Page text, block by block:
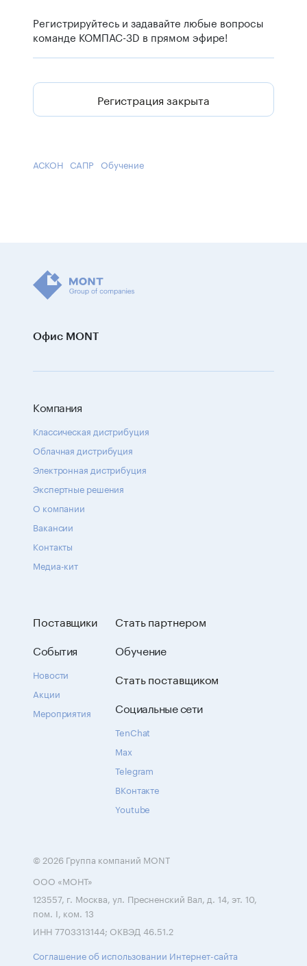
Регистрируйтесь и задавайте любые вопросы
команде КОМПАС-3D в прямом эфире!
Регистрация закрыта
АСКОН САПР Обучение
Офис MONT
Компания
Классическая дистрибуция
Облачная дистрибуция
Электронная дистрибуция
Экспертные решения
О компании
Вакансии
Контакты
Медиа-кит
Поставщики
События
Новости
Акции
Мероприятия
Стать партнером
Обучение
Стать поставщиком
Социальные сети
TenChat
Max
Telegram
ВКонтакте
Youtube
© 2026 Группа компаний MONT
ООО «МОНТ»
123557, г. Москва, ул. Пресненский Вал, д. 14, эт. 10,
пом. I, ком. 13
ИНН 7703313144; ОКВЭД 46.51.2
Соглашение об использовании Интернет-сайта